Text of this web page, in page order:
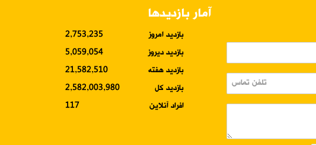
آمار بازدیدها
بازدید امروز
2,753,235
بازدید دیروز
5,059,054
بازدید هفته
21,582,510
بازدید کل
2,582,003,980
افراد آنلاین
117